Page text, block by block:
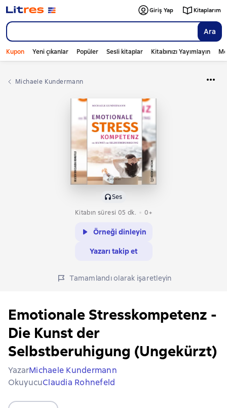
Ara
Giriş Yap Kitaplarım
Kupon Yeni çıkanlar Popüler Sesli kitaplar Kitabınızı Yayımlayın
Michaele Kundermann
Ses
Kitabın süresi 05 dk.
0+
Örneği dinleyin
Yazarı takip et
Tamamlandı olarak işaretleyin
Emotionale Stresskompetenz -
Die Kunst der
Selbstberuhigung (Ungekürzt)
YazarMichaele Kundermann
OkuyucuClaudia Rohnefeld